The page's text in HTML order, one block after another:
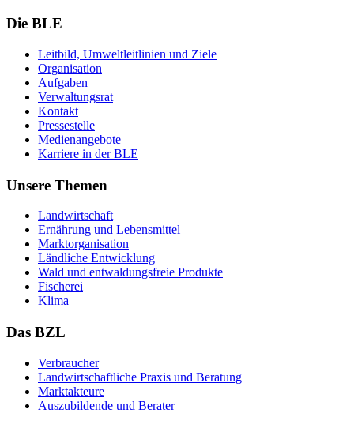
Die BLE
Leit­bild, Um­welt­leit­li­ni­en und Zie­le
Or­ga­ni­sa­ti­on
Auf­ga­ben
Ver­wal­tungs­rat
Kon­takt
Pres­se­stel­le
Me­di­en­an­ge­bo­te
Kar­rie­re in der BLE
Unsere Themen
Land­wirt­schaft
Er­näh­rung und Le­bens­mit­tel
Markt­or­ga­ni­sa­ti­on
Länd­li­che Ent­wick­lung
Wald und ent­wal­dungs­freie Pro­duk­te
Fi­sche­rei
Kli­ma
Das BZL
Ver­brau­cher
Land­wirtschaft­liche Pra­xis und Be­ra­tung
Mark­tak­teu­re
Aus­zu­bil­den­de und Be­ra­ter